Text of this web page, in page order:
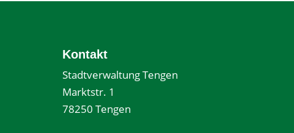
Kontakt
Stadtverwaltung Tengen
Marktstr. 1
78250 Tengen